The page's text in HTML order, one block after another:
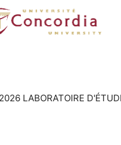
LABORATOIRE